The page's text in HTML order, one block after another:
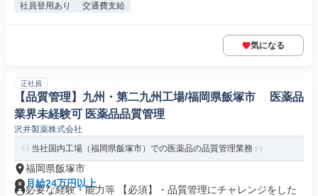
社員登用あり 交通費支給
気になる
正社員
【品質管理】九州・第二九州工場/福岡県飯塚市 医薬品
業界未経験可 医薬品品質管理
沢井製薬株式会社
当社国内工場（福岡県飯塚市）での医薬品の品質管理業務
福岡県飯塚市
月給24万円以上
必要な経験・能力等 【必須】・品質管理にチャレンジをした